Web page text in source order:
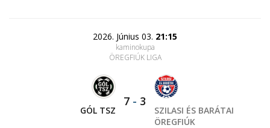
2026. Június 03. 21:15
kaminokupa
ÖREGFIÚK LIGA
GÓL TSZ
7 - 3
SZILASI ÉS BARÁTAI
ÖREGFIÚK